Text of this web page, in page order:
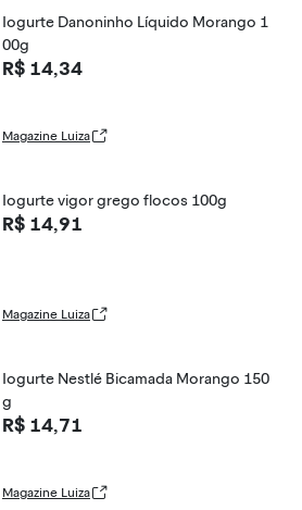
Iogurte Danoninho Líquido Morango 1
00g
R$ 14,34
Magazine Luiza
Iogurte vigor grego flocos 100g
R$ 14,91
Magazine Luiza
Iogurte Nestlé Bicamada Morango 150
g
R$ 14,71
Magazine Luiza